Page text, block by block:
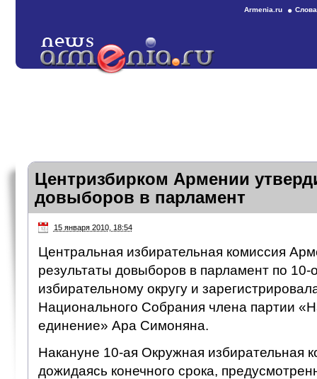
Armenia.ru
Центризбирком Армении
довыборов в парламент
15 января 2010, 18:54
Центральная избирательная комиссия
результаты довыборов в парламент по 10-
избирательному округу и
Национального Собрания члена партии
единение» Ара Симоняна.
Накануне 10-ая Окружная избирательная
дожидаясь конечного срока,